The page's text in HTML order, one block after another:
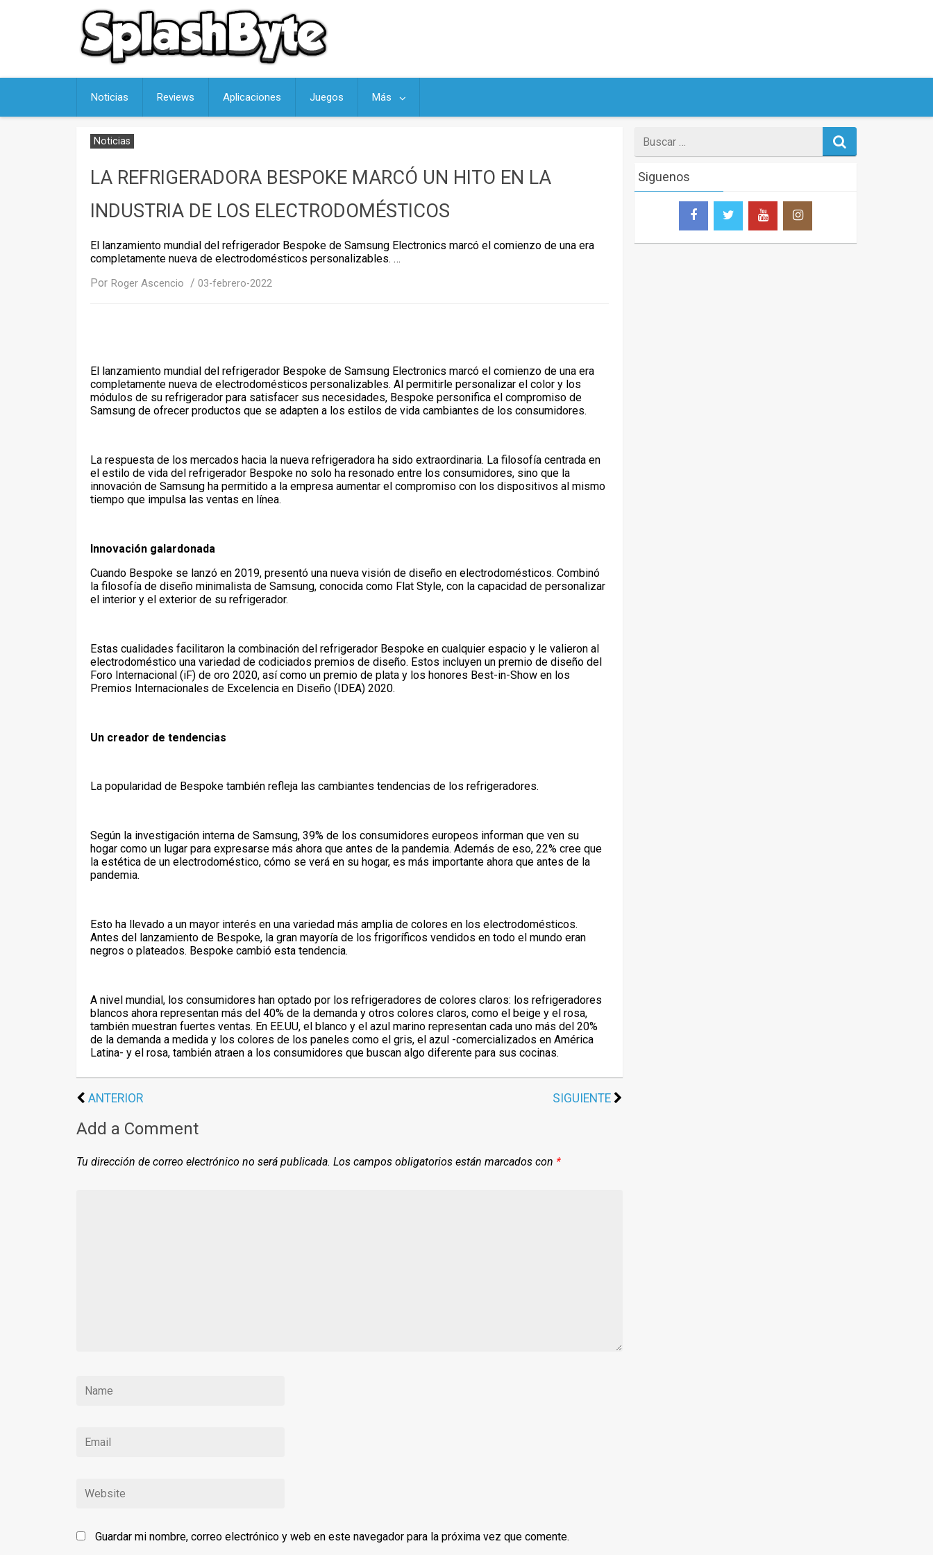
Noticias Reviews Aplicaciones Juegos Más
Noticias
LA REFRIGERADORA BESPOKE MARCÓ UN HITO EN LA
INDUSTRIA DE LOS ELECTRODOMÉSTICOS
El lanzamiento mundial del refrigerador Bespoke de Samsung Electronics marcó el comienzo de una era
completamente nueva de electrodomésticos personalizables. …
Por Roger Ascencio / 03-febrero-2022
El lanzamiento mundial del refrigerador Bespoke de Samsung Electronics marcó el comienzo de una era
completamente nueva de electrodomésticos personalizables. Al permitirle personalizar el color y los
módulos de su refrigerador para satisfacer sus necesidades, Bespoke personifica el compromiso de
Samsung de ofrecer productos que se adapten a los estilos de vida cambiantes de los consumidores.
La respuesta de los mercados hacia la nueva refrigeradora ha sido extraordinaria. La filosofía centrada en
el estilo de vida del refrigerador Bespoke no solo ha resonado entre los consumidores, sino que la
innovación de Samsung ha permitido a la empresa aumentar el compromiso con los dispositivos al mismo
tiempo que impulsa las ventas en línea.
Innovación galardonada
Cuando Bespoke se lanzó en 2019, presentó una nueva visión de diseño en electrodomésticos. Combinó
la filosofía de diseño minimalista de Samsung, conocida como Flat Style, con la capacidad de personalizar
el interior y el exterior de su refrigerador.
Estas cualidades facilitaron la combinación del refrigerador Bespoke en cualquier espacio y le valieron al
electrodoméstico una variedad de codiciados premios de diseño. Estos incluyen un premio de diseño del
Foro Internacional (iF) de oro 2020, así como un premio de plata y los honores Best-in-Show en los
Premios Internacionales de Excelencia en Diseño (IDEA) 2020.
Un creador de tendencias
La popularidad de Bespoke también refleja las cambiantes tendencias de los refrigeradores.
Según la investigación interna de Samsung, 39% de los consumidores europeos informan que ven su
hogar como un lugar para expresarse más ahora que antes de la pandemia. Además de eso, 22% cree que
la estética de un electrodoméstico, cómo se verá en su hogar, es más importante ahora que antes de la
pandemia.
Esto ha llevado a un mayor interés en una variedad más amplia de colores en los electrodomésticos.
Antes del lanzamiento de Bespoke, la gran mayoría de los frigoríficos vendidos en todo el mundo eran
negros o plateados. Bespoke cambió esta tendencia.
A nivel mundial, los consumidores han optado por los refrigeradores de colores claros: los refrigeradores
blancos ahora representan más del 40% de la demanda y otros colores claros, como el beige y el rosa,
también muestran fuertes ventas. En EE.UU, el blanco y el azul marino representan cada uno más del 20%
de la demanda a medida y los colores de los paneles como el gris, el azul -comercializados en América
Latina- y el rosa, también atraen a los consumidores que buscan algo diferente para sus cocinas.
ANTERIOR SIGUIENTE
Add a Comment
Tu dirección de correo electrónico no será publicada. Los campos obligatorios están marcados con *
Guardar mi nombre, correo electrónico y web en este navegador para la próxima vez que comente.
for
Siguenos